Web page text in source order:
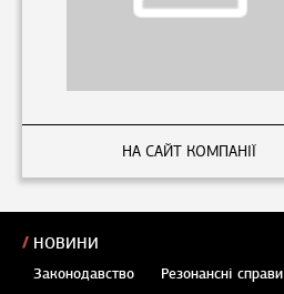
НА САЙТ КОМПАНІЇ
НОВИНИ
Законодавство Резонансні справи